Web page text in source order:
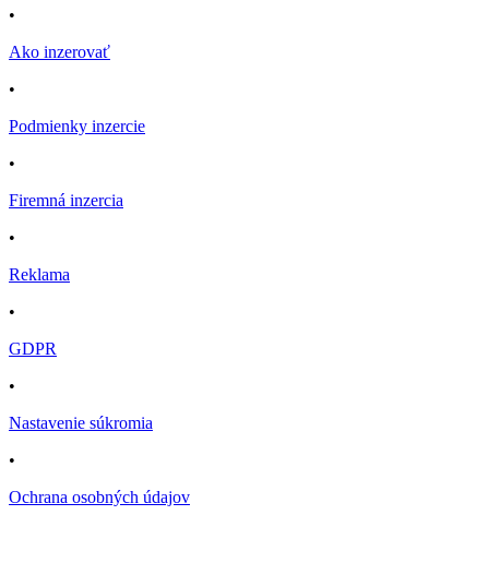
•
Ako inzerovať
•
Podmienky inzercie
•
Firemná inzercia
•
Reklama
•
GDPR
•
Nastavenie súkromia
•
Ochrana osobných údajov